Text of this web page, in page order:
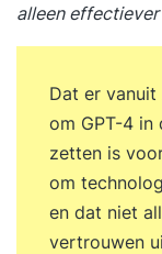
alleen
Dat er
om GPT-4 in
zetten is
om
en dat niet
vertrouwen